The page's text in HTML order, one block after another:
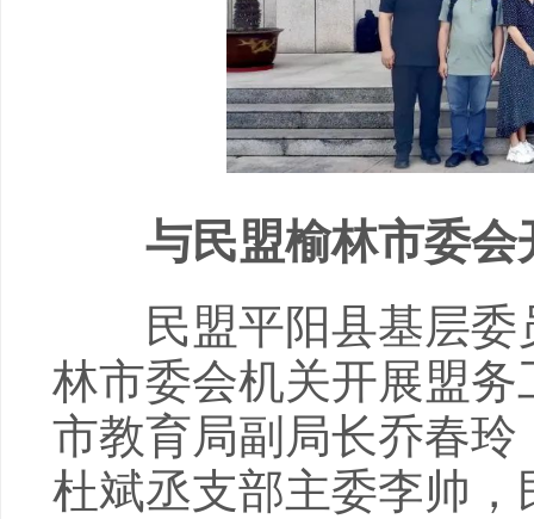
与民盟榆林市委会
民盟平阳县基层委
林市委会机关开展盟
市教育局副局长乔春
杜斌丞支部主委李帅